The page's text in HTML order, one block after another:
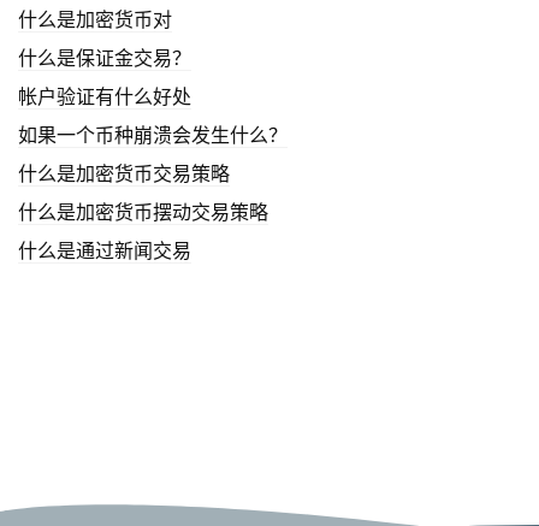
什么是加密货币对
什么是保证金交易？
帐户验证有什么好处
如果一个币种崩溃会发生什么？
什么是加密货币交易策略
什么是加密货币摆动交易策略
什么是通过新闻交易